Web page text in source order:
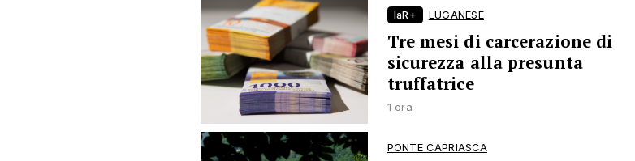
laR+ LUGANESE
Tre mesi di carcerazione di
sicurezza alla presunta
truffatrice
1 ora
PONTE CAPRIASCA